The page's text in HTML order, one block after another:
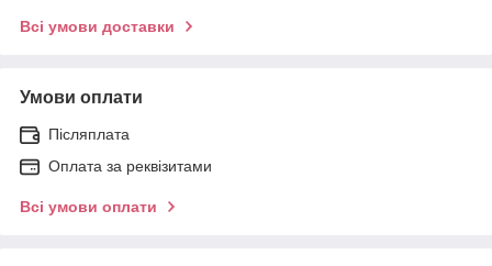
Всі умови доставки
Умови оплати
Післяплата
Оплата за реквізитами
Всі умови оплати